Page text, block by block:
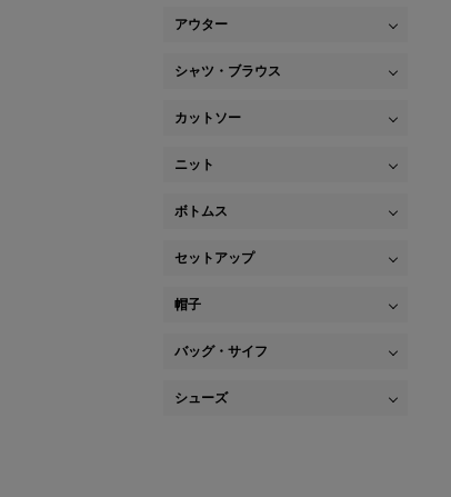
アウター
シャツ・ブラウス
カットソー
ニット
ボトムス
セットアップ
帽子
バッグ・サイフ
シューズ